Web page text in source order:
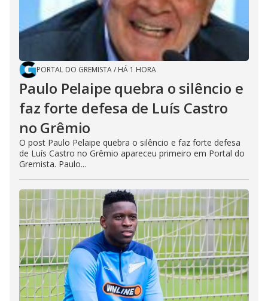
PORTAL DO GREMISTA/ HÁ 1 HORA
Paulo Pelaipe quebra o silêncio e
faz forte defesa de Luís Castro
no Grêmio
O post Paulo Pelaipe quebra o silêncio e faz forte defesa
de Luís Castro no Grêmio apareceu primeiro em Portal do
Gremista. Paulo...